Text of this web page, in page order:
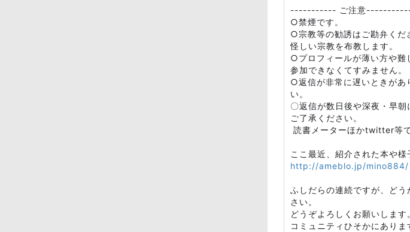
----------- ご注意
○禁煙です。
○宗教等の勧誘はご勘弁くだ
怪しい宗教を布教します。
○プロフィールが薄い方や難
参加できなくてすみません。
○返信が非常に遅いときがあ
い。
〇返信が数日後や深夜・早
ご了承ください。
読書メーターほかtwitter等
ここ最近、紹介された本や
http://ameblo.jp/mino884/
ふしだらの連続ですが、ど
さい。
どうぞよろしくお願いします
コミュニティひそかにありま